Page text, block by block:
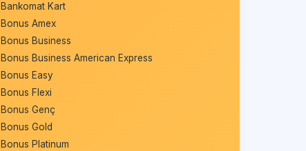
Bankomat Kart
Bonus Amex
Bonus Business
Bonus Business American Express
Bonus Easy
Bonus Flexi
Bonus Genç
Bonus Gold
Bonus Platinum